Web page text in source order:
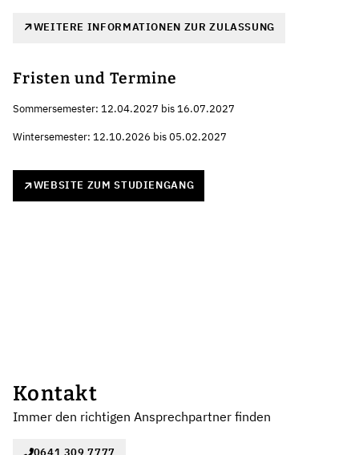
WEITERE INFORMATIONEN ZUR ZULASSUNG
Fristen und Termine
Sommersemester: 12.04.2027 bis 16.07.2027
Wintersemester: 12.10.2026 bis 05.02.2027
WEBSITE ZUM STUDIENGANG
Kontakt
Immer den richtigen Ansprechpartner finden